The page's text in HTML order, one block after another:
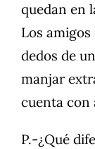
quedan en
Los
dedos de
manjar
cuenta con
P.-¿Qué